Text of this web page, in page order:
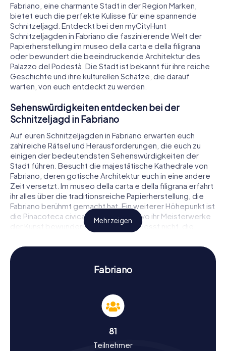
Fabriano, eine charmante Stadt in der Region Marken,
bietet euch die perfekte Kulisse für eine spannende
Schnitzeljagd. Entdeckt bei den myCityHunt
Schnitzeljagden in Fabriano die faszinierende Welt der
Papierherstellung im museo della carta e della filigrana
oder bewundert die beeindruckende Architektur des
Palazzo del Podestà. Die Stadt ist bekannt für ihre reiche
Geschichte und ihre kulturellen Schätze, die darauf
warten, von euch entdeckt zu werden.
Sehenswürdigkeiten entdecken bei der
Schnitzeljagd in Fabriano
Auf euren Schnitzeljagden in Fabriano erwarten euch
zahlreiche Rätsel und Herausforderungen, die euch zu
einigen der bedeutendsten Sehenswürdigkeiten der
Stadt führen. Besucht die majestätische Kathedrale von
Fabriano, deren gotische Architektur euch in eine andere
Zeit versetzt. Im museo della carta e della filigrana erfahrt
ihr alles über die traditionsreiche Papierherstellung, die
Fabriano berühmt gemacht hat. Ein weiterer Höhepunkt ist
die Pinacoteca civica Bruno Molajoli, wo ihr Meisterwerke
der Kunst bewundern könnt. Und vergesst nicht, die
Wahrzeichen der Stadt.
Geschichte und Kultur erleben bei der
Die myCityHunt Schnitzeljagden in Fabriano bieten euch
die Möglichkeit, die Geschichte und Kultur dieser
faszinierenden Stadt auf spielerische Weise zu erkunden.
Papierherstellung, und das Erbe dieser Tradition ist überall
spürbar. Wusstet ihr, dass die erste Papiermühle Europas
Mehr zeigen
Fabriano
81
Teilnehmer